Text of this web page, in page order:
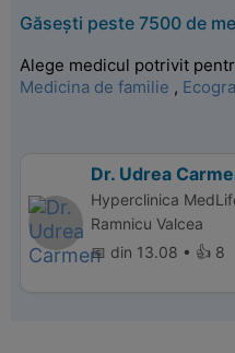
Găsești peste 7500 de
Alege medicul potrivit
Medicina de familie ,
Dr. Udrea
Hyperclinica
Ramnicu Valcea
📅 din 13.08 • 👍 8